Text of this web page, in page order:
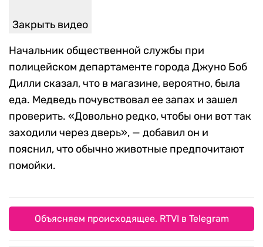
Закрыть видео
Начальник общественной службы при
полицейском департаменте города Джуно Боб
Дилли сказал, что в магазине, вероятно, была
еда. Медведь почувствовал ее запах и зашел
проверить. «Довольно редко, чтобы они вот так
заходили через дверь», — добавил он и
пояснил, что обычно животные предпочитают
помойки.
Объясняем происходящее. RTVI в Telegram